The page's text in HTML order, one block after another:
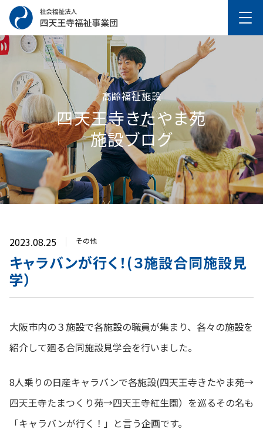
高齢福祉施設
四天王寺きたやま苑
施設ブログ
2023.08.25 その他
キャラバンが行く！(３施設合同施設見
学）
大阪市内の３施設で各施設の職員が集まり、各々の施設を
紹介して廻る合同施設見学会を行いました。
8人乗りの日産キャラバンで各施設(四天王寺きたやま苑→
四天王寺たまつくり苑→四天王寺紅生園）を巡るその名も
「キャラバンが行く！」と言う企画です。